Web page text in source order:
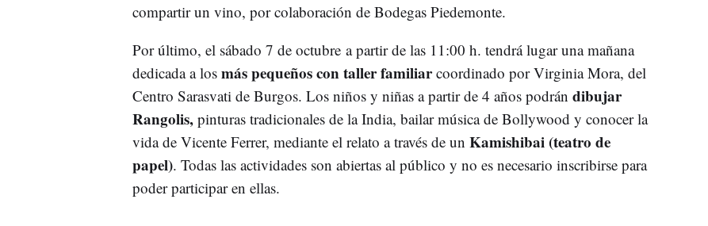
compartir un vino, por colaboración de Bodegas Piedemonte.
Por último, el sábado 7 de octubre a partir de las 11:00 h. tendrá lugar una mañana
dedicada a losmás pequeños con taller familiarcoordinado por Virginia Mora, del
Centro Sarasvati de Burgos. Los niños y niñas a partir de 4 años podrán dibujar
Rangolis,pinturas tradicionales de la India, bailar música de Bollywood y conocer la
vida de Vicente Ferrer, mediante el relato a través de un Kamishibai (teatro de
papel). Todas las actividades son abiertas al público y no es necesario inscribirse para
poder participar en ellas.